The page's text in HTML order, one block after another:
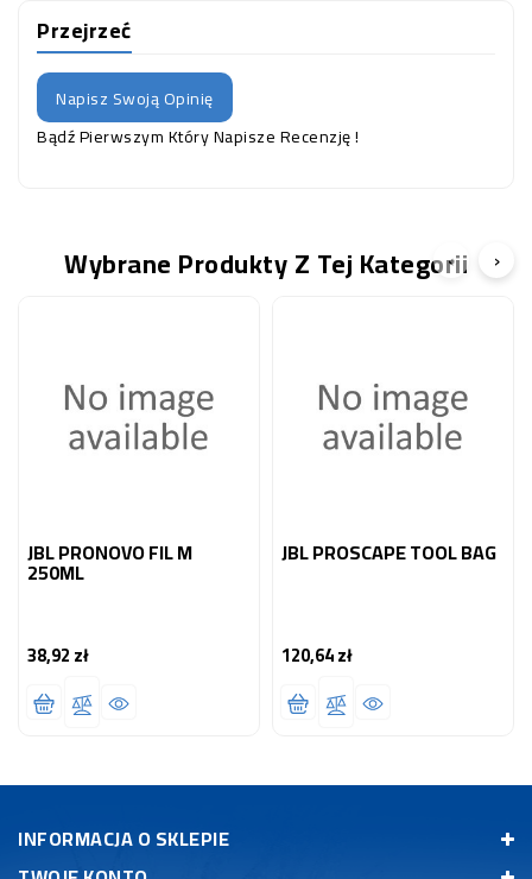
Przejrzeć
Napisz Swoją Opinię
Bądź Pierwszym Który Napisze Recenzję !
Wybrane Produkty Z Tej Kategorii
JBL PRONOVO FIL M
250ML
38,92 złCena
JBL PROSCAPE TOOL BAG
120,64 złCena
‹ ›
INFORMACJA O SKLEPIE